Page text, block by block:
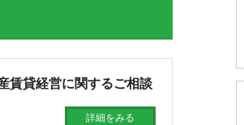
賃貸経営に関するご相談
詳細をみる